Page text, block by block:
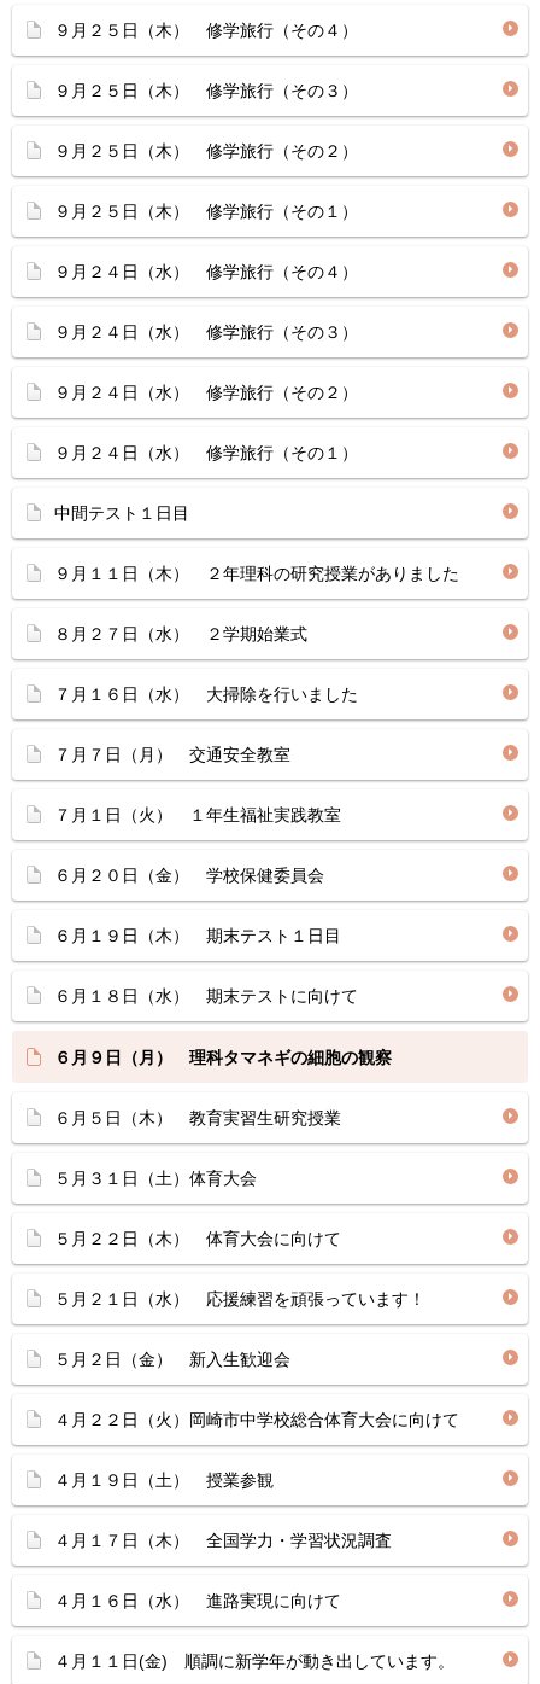
９月２５日（木） 修学旅行（その４）
９月２５日（木） 修学旅行（その３）
９月２５日（木） 修学旅行（その２）
９月２５日（木） 修学旅行（その１）
９月２４日（水） 修学旅行（その４）
９月２４日（水） 修学旅行（その３）
９月２４日（水） 修学旅行（その２）
９月２４日（水） 修学旅行（その１）
中間テスト１日目
９月１１日（木） ２年理科の研究授業がありました
８月２７日（水） ２学期始業式
７月１６日（水） 大掃除を行いました
７月７日（月） 交通安全教室
７月１日（火） １年生福祉実践教室
６月２０日（金） 学校保健委員会
６月１９日（木） 期末テスト１日目
６月１８日（水） 期末テストに向けて
６月９日（月） 理科タマネギの細胞の観察
６月５日（木） 教育実習生研究授業
５月３１日（土）体育大会
５月２２日（木） 体育大会に向けて
５月２１日（水） 応援練習を頑張っています！
５月２日（金） 新入生歓迎会
４月２２日（火）岡崎市中学校総合体育大会に向けて
４月１９日（土） 授業参観
４月１７日（木） 全国学力・学習状況調査
４月１６日（水） 進路実現に向けて
４月１１日(金) 順調に新学年が動き出しています。